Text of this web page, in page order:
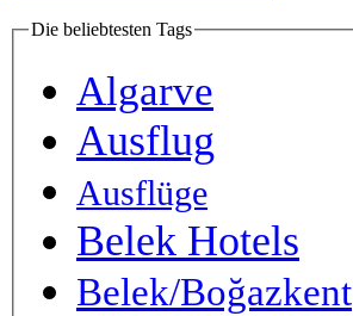
Die beliebtesten Tags
Algarve
Ausflug
Ausflüge
Belek Hotels
Belek/Boğazkent